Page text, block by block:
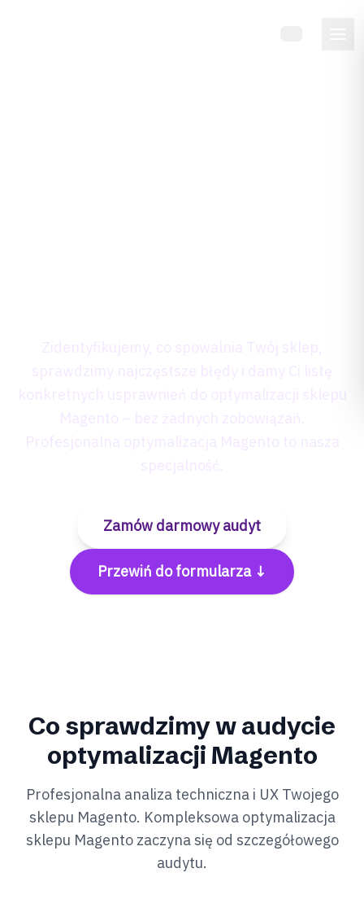
konkretnych usprawnień do optymalizacji sklepu
Zamów darmowy audyt
Przewiń do formularza ↓
Co sprawdzimy w audycie
optymalizacji Magento
Profesjonalna analiza techniczna i UX Twojego
sklepu Magento. Kompleksowa optymalizacja
sklepu Magento zaczyna się od szczegółowego
audytu.